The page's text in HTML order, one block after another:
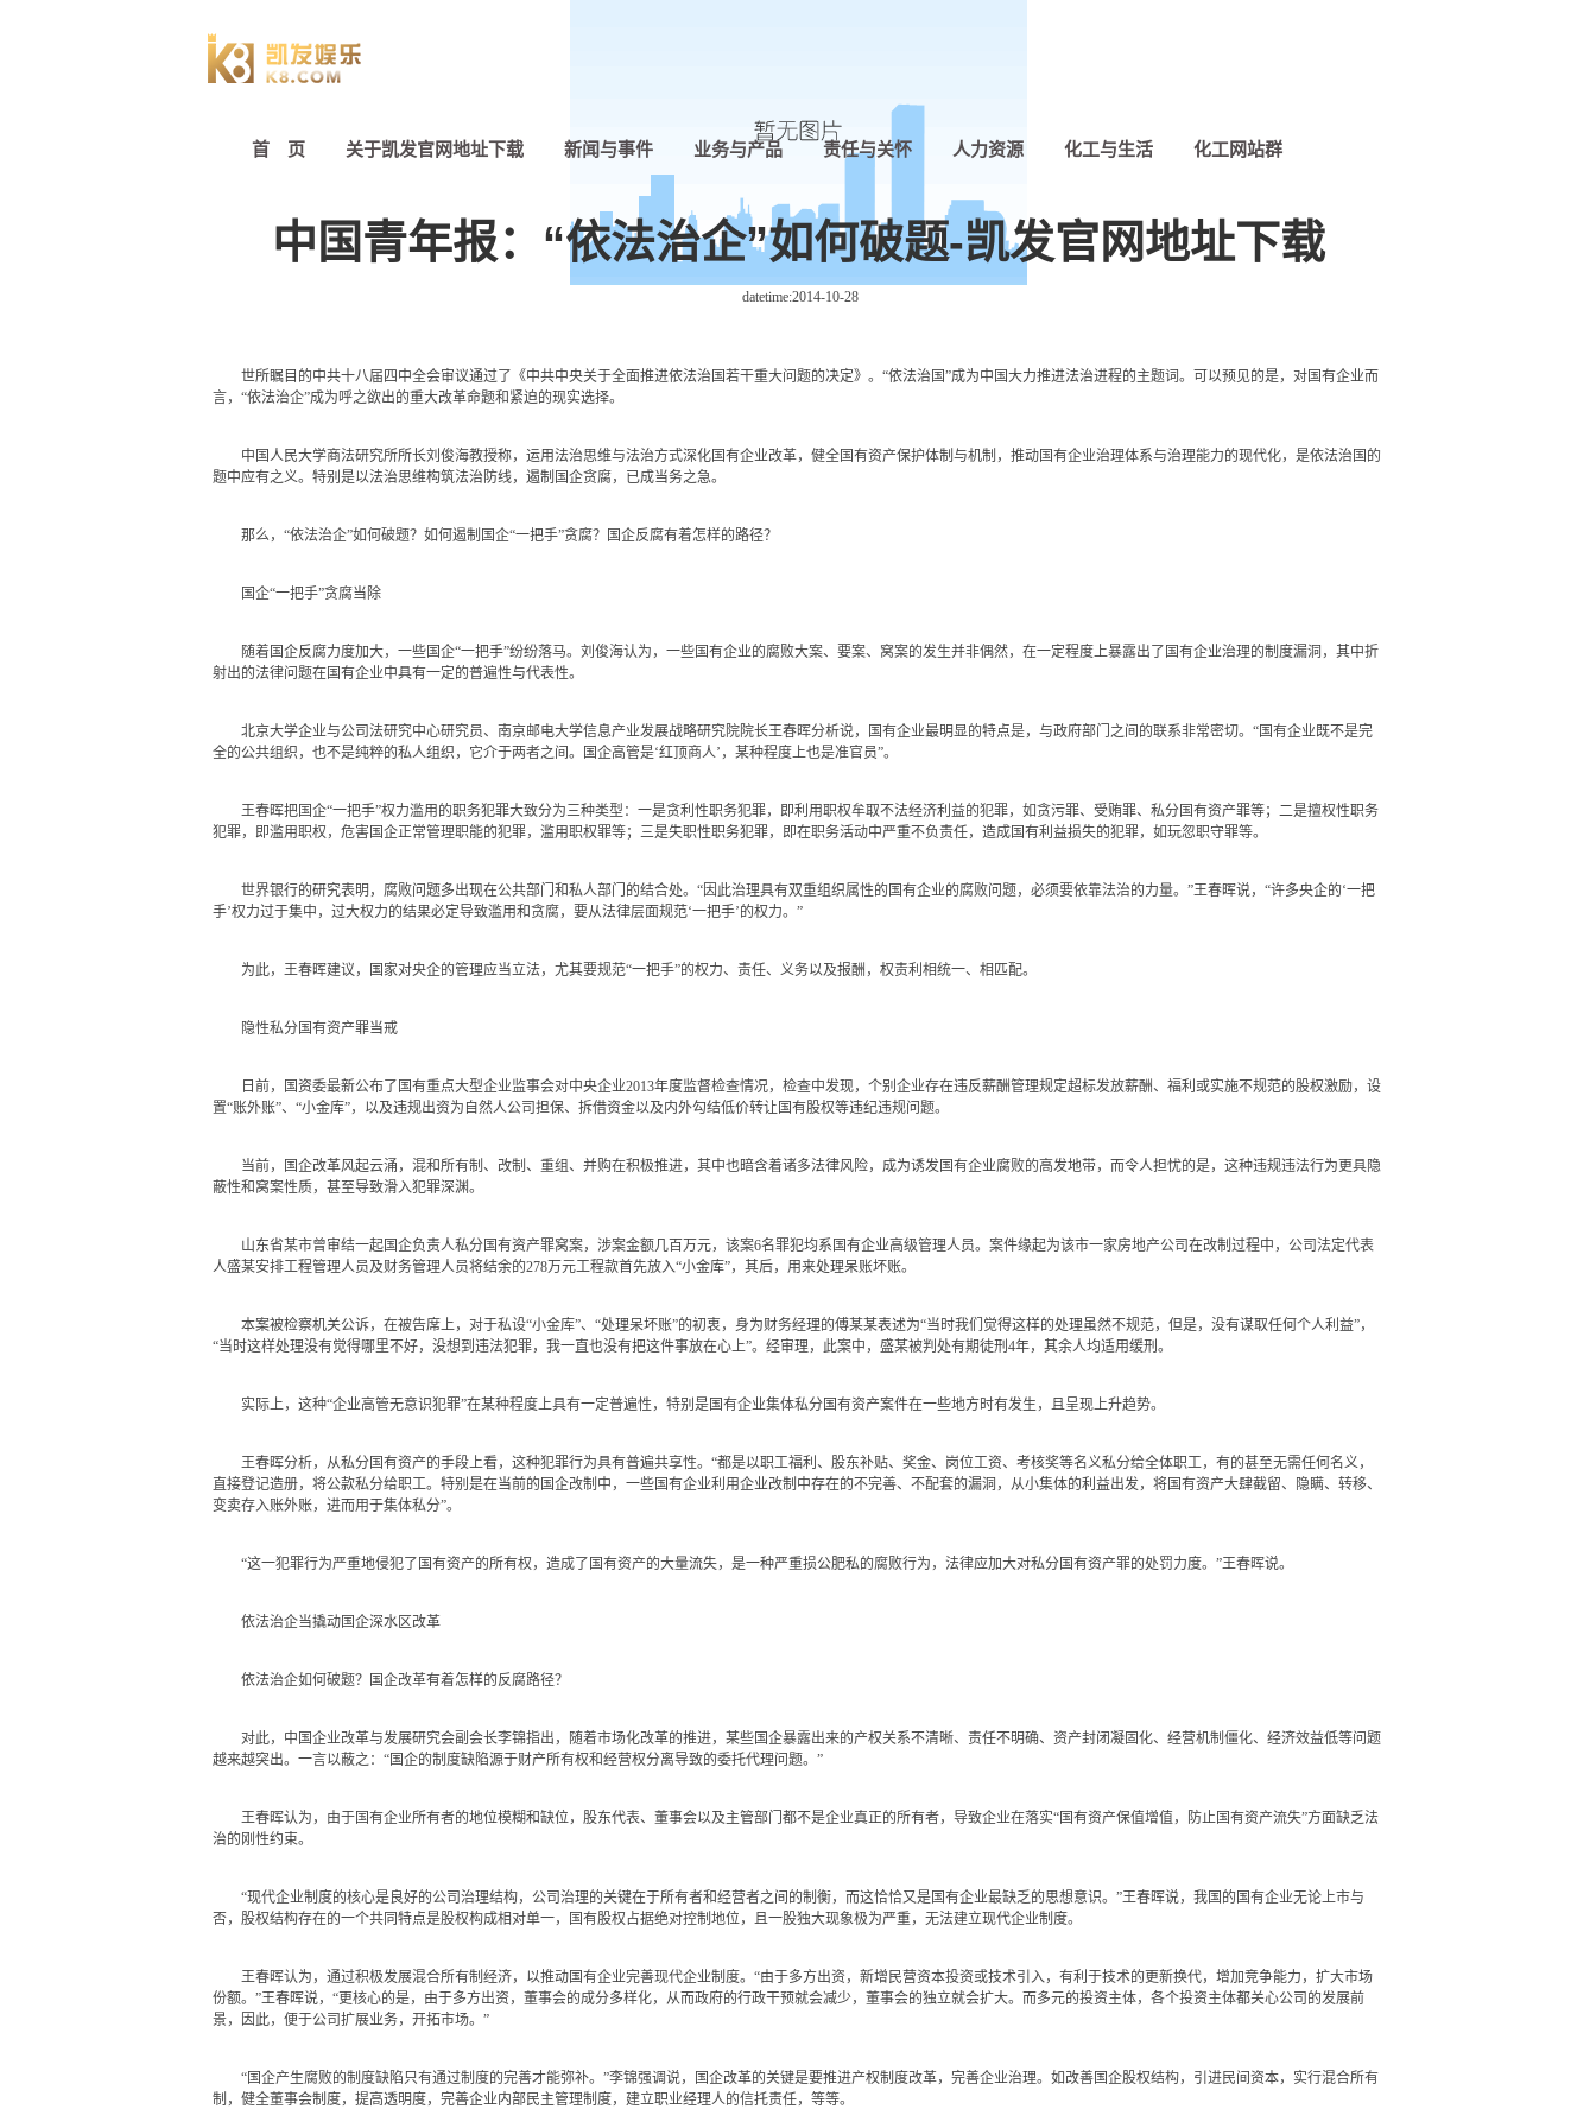
首 页 关于凯发官网地址下载 新闻与事件 业务与产品 责任与关怀 人力资源 化工与生活 化工网站群
中国青年报：“依法治企”如何破题-凯发官网地址下载
datetime:2014-10-28
世所瞩目的中共十八届四中全会审议通过了《中共中央关于全面推进依法治国若干重大问题的决定》。“依法治国”成为中国大力推进法治进程的主题词。可以预见的是，对国有企业而
言，“依法治企”成为呼之欲出的重大改革命题和紧迫的现实选择。
中国人民大学商法研究所所长刘俊海教授称，运用法治思维与法治方式深化国有企业改革，健全国有资产保护体制与机制，推动国有企业治理体系与治理能力的现代化，是依法治国的
题中应有之义。特别是以法治思维构筑法治防线，遏制国企贪腐，已成当务之急。
那么，“依法治企”如何破题？如何遏制国企“一把手”贪腐？国企反腐有着怎样的路径？
国企“一把手”贪腐当除
随着国企反腐力度加大，一些国企“一把手”纷纷落马。刘俊海认为，一些国有企业的腐败大案、要案、窝案的发生并非偶然，在一定程度上暴露出了国有企业治理的制度漏洞，其中折
射出的法律问题在国有企业中具有一定的普遍性与代表性。
北京大学企业与公司法研究中心研究员、南京邮电大学信息产业发展战略研究院院长王春晖分析说，国有企业最明显的特点是，与政府部门之间的联系非常密切。“国有企业既不是完
全的公共组织，也不是纯粹的私人组织，它介于两者之间。国企高管是‘红顶商人’，某种程度上也是准官员”。
王春晖把国企“一把手”权力滥用的职务犯罪大致分为三种类型：一是贪利性职务犯罪，即利用职权牟取不法经济利益的犯罪，如贪污罪、受贿罪、私分国有资产罪等；二是擅权性职务
犯罪，即滥用职权，危害国企正常管理职能的犯罪，滥用职权罪等；三是失职性职务犯罪，即在职务活动中严重不负责任，造成国有利益损失的犯罪，如玩忽职守罪等。
世界银行的研究表明，腐败问题多出现在公共部门和私人部门的结合处。“因此治理具有双重组织属性的国有企业的腐败问题，必须要依靠法治的力量。”王春晖说，“许多央企的‘一把
手’权力过于集中，过大权力的结果必定导致滥用和贪腐，要从法律层面规范‘一把手’的权力。”
为此，王春晖建议，国家对央企的管理应当立法，尤其要规范“一把手”的权力、责任、义务以及报酬，权责利相统一、相匹配。
隐性私分国有资产罪当戒
日前，国资委最新公布了国有重点大型企业监事会对中央企业2013年度监督检查情况，检查中发现，个别企业存在违反薪酬管理规定超标发放薪酬、福利或实施不规范的股权激励，设
置“账外账”、“小金库”，以及违规出资为自然人公司担保、拆借资金以及内外勾结低价转让国有股权等违纪违规问题。
当前，国企改革风起云涌，混和所有制、改制、重组、并购在积极推进，其中也暗含着诸多法律风险，成为诱发国有企业腐败的高发地带，而令人担忧的是，这种违规违法行为更具隐
蔽性和窝案性质，甚至导致滑入犯罪深渊。
山东省某市曾审结一起国企负责人私分国有资产罪窝案，涉案金额几百万元，该案6名罪犯均系国有企业高级管理人员。案件缘起为该市一家房地产公司在改制过程中，公司法定代表
人盛某安排工程管理人员及财务管理人员将结余的278万元工程款首先放入“小金库”，其后，用来处理呆账坏账。
本案被检察机关公诉，在被告席上，对于私设“小金库”、“处理呆坏账”的初衷，身为财务经理的傅某某表述为“当时我们觉得这样的处理虽然不规范，但是，没有谋取任何个人利益”，
“当时这样处理没有觉得哪里不好，没想到违法犯罪，我一直也没有把这件事放在心上”。经审理，此案中，盛某被判处有期徒刑4年，其余人均适用缓刑。
实际上，这种“企业高管无意识犯罪”在某种程度上具有一定普遍性，特别是国有企业集体私分国有资产案件在一些地方时有发生，且呈现上升趋势。
王春晖分析，从私分国有资产的手段上看，这种犯罪行为具有普遍共享性。“都是以职工福利、股东补贴、奖金、岗位工资、考核奖等名义私分给全体职工，有的甚至无需任何名义，
直接登记造册，将公款私分给职工。特别是在当前的国企改制中，一些国有企业利用企业改制中存在的不完善、不配套的漏洞，从小集体的利益出发，将国有资产大肆截留、隐瞒、转移、
变卖存入账外账，进而用于集体私分”。
“这一犯罪行为严重地侵犯了国有资产的所有权，造成了国有资产的大量流失，是一种严重损公肥私的腐败行为，法律应加大对私分国有资产罪的处罚力度。”王春晖说。
依法治企当撬动国企深水区改革
依法治企如何破题？国企改革有着怎样的反腐路径？
对此，中国企业改革与发展研究会副会长李锦指出，随着市场化改革的推进，某些国企暴露出来的产权关系不清晰、责任不明确、资产封闭凝固化、经营机制僵化、经济效益低等问题
越来越突出。一言以蔽之：“国企的制度缺陷源于财产所有权和经营权分离导致的委托代理问题。”
王春晖认为，由于国有企业所有者的地位模糊和缺位，股东代表、董事会以及主管部门都不是企业真正的所有者，导致企业在落实“国有资产保值增值，防止国有资产流失”方面缺乏法
治的刚性约束。
“现代企业制度的核心是良好的公司治理结构，公司治理的关键在于所有者和经营者之间的制衡，而这恰恰又是国有企业最缺乏的思想意识。”王春晖说，我国的国有企业无论上市与
否，股权结构存在的一个共同特点是股权构成相对单一，国有股权占据绝对控制地位，且一股独大现象极为严重，无法建立现代企业制度。
王春晖认为，通过积极发展混合所有制经济，以推动国有企业完善现代企业制度。“由于多方出资，新增民营资本投资或技术引入，有利于技术的更新换代，增加竞争能力，扩大市场
份额。”王春晖说，“更核心的是，由于多方出资，董事会的成分多样化，从而政府的行政干预就会减少，董事会的独立就会扩大。而多元的投资主体，各个投资主体都关心公司的发展前
景，因此，便于公司扩展业务，开拓市场。”
“国企产生腐败的制度缺陷只有通过制度的完善才能弥补。”李锦强调说，国企改革的关键是要推进产权制度改革，完善企业治理。如改善国企股权结构，引进民间资本，实行混合所有
制，健全董事会制度，提高透明度，完善企业内部民主管理制度，建立职业经理人的信托责任，等等。